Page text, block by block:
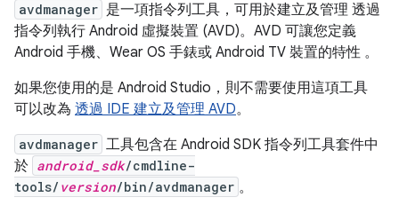
avdmanager 是一項指令列工具，可用於建立及管理 透過
指令列執行 Android 虛擬裝置 (AVD)。AVD 可讓您定義
Android 手機、Wear OS 手錶或 Android TV 裝置的特性 。
如果您使用的是 Android Studio，則不需要使用這項工具
可以改為 透過 IDE 建立及管理 AVD。
avdmanager 工具包含在 Android SDK 指令列工具套件中
於 android_sdk/cmdline-
tools/ version/bin/avdmanager 。